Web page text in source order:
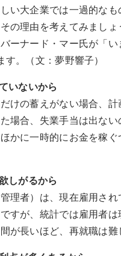
い大企業では一過的なも
の理由を考えてみまし
ーナード・マー氏が「
。（文：夢野響子）
いないから
けの蓄えがない場合、
場合、失業手当は出な
かに一時的にお金を稼
しがるから
理者）は、現在雇用さ
すが、統計では雇用者
が長いほど、再就職は難